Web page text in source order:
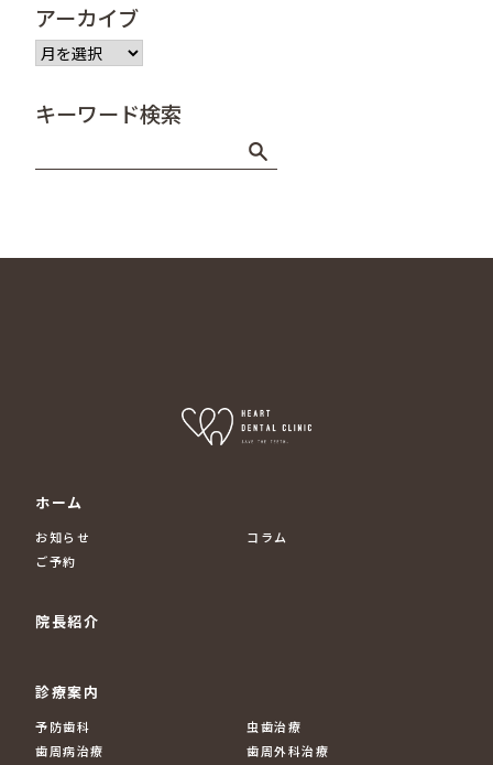
アーカイブ
ア
ー
イ
キーワード検索
ホーム
お知らせ
コラム
ご予約
院長紹介
診療案内
予防歯科
虫歯治療
歯周病治療
歯周外科治療